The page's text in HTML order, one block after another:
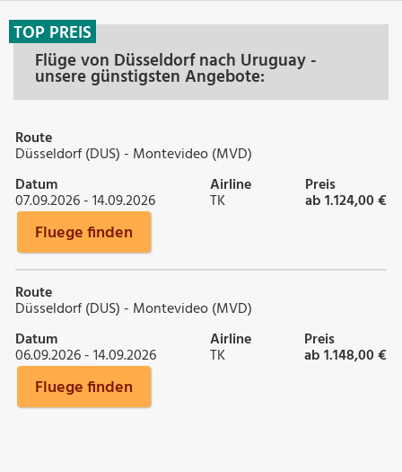
Flüge von Düsseldorf nach Uruguay -
unsere günstigsten Angebote:
TOP PREIS
Route
Düsseldorf (DUS) - Montevideo (MVD)
Datum
07.09.2026 - 14.09.2026
Airline
TK
Preis
ab 1.124,00 €
Fluege finden
Route
Düsseldorf (DUS) - Montevideo (MVD)
Datum
06.09.2026 - 14.09.2026
Airline
TK
Preis
ab 1.148,00 €
Fluege finden